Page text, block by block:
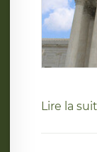
Lire la